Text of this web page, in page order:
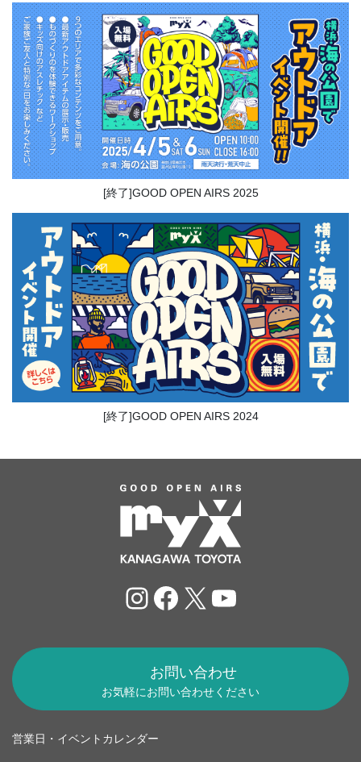
[終了]GOOD OPEN AIRS 2025
[終了]GOOD OPEN AIRS 2024
Instagram
Facebook
X YouTube
お問い合わせ
お気軽にお問い合わせください
営業日・イベントカレンダー